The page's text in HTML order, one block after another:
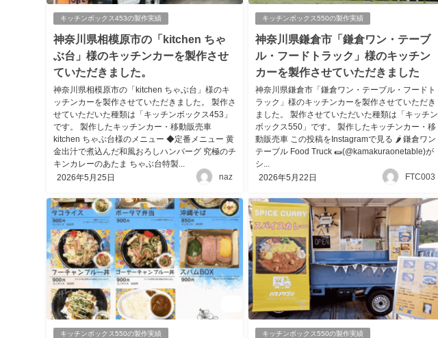
キッチンボックス453の製作実績
神奈川県相模原市の「kitchen ちゃ
ぶ台」様のキッチンカーを製作させ
ていただきました。
神奈川県相模原市の「kitchen ちゃぶ台」様のキ
ッチンカーを製作させていただきました。 製作さ
せていただいた種類は「キッチンボックス453」
です。 製作したキッチンカー・移動販売車
kitchen ちゃぶ台様のメニュー ◆定番メニュー 黄
金出汁で煮込んだ和風おろしハンバーグ 究極のチ
キンカレーのあたま ちゃぶ台特製...
2026年5月25日
naz
キッチンボックス550の製作実績
神奈川県鎌倉市「鎌倉ワン・テーブ
ル・フードトラック」様のキッチン
カーを製作させていただきました
神奈川県鎌倉市「鎌倉ワン・テーブル・フードト
ラック」様のキッチンカーを製作させていただき
ました。 製作させていただいた種類は「キッチン
ボックス550」です。 製作したキッチンカー・移
動販売車 この投稿をInstagramで見る 🌶️ 鎌倉ワン
テーブル Food Truck 🌯(@kamakuraonetable)が
シ...
2026年5月22日
FTC003
キッチンボックス550の製作実績 キッチンボックス550の製作実績